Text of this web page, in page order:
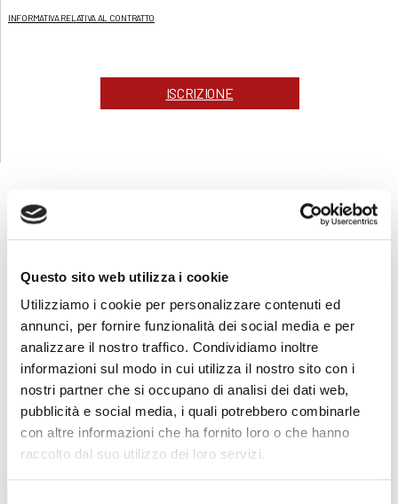
Questo sito web utilizza i cookie
Utilizziamo i cookie per personalizzare contenuti ed
annunci, per fornire funzionalità dei social media e per
analizzare il nostro traffico. Condividiamo inoltre
informazioni sul modo in cui utilizza il nostro sito con i
nostri partner che si occupano di analisi dei dati web,
pubblicità e social media, i quali potrebbero combinarle
con altre informazioni che ha fornito loro o che hanno
raccolto dal suo utilizzo dei loro servizi.
INFORMATIVA RELATIVA AL CONTRATTO
ISCRIZIONE
CORSISICUREZZA
Addetti al primo soccorso
Addetti al servizio antincendio
Carrello elevatore
PES/PAV
Preposti
FORMAZIONE LAVORATORI